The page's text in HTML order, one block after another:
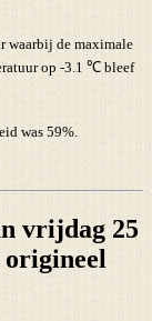
waarbij de maximale
op -3.1 ℃ bleef
was 59%.
vrijdag 25
origineel